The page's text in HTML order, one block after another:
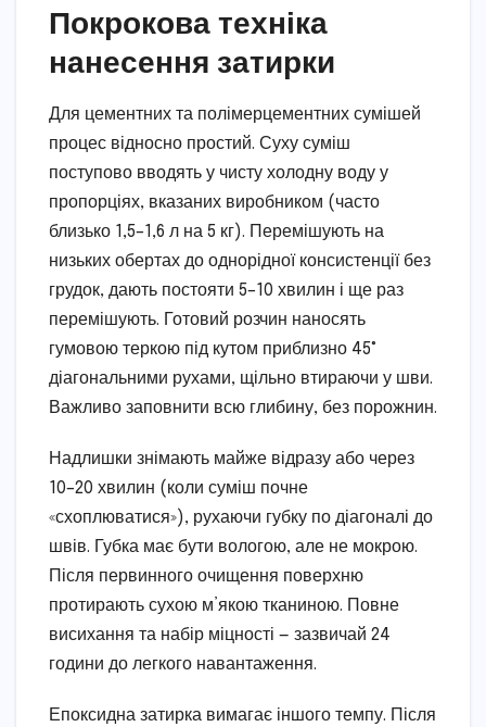
Покрокова техніка
нанесення затирки
Для цементних та полімерцементних сумішей
процес відносно простий. Суху суміш
поступово вводять у чисту холодну воду у
пропорціях, вказаних виробником (часто
близько 1,5–1,6 л на 5 кг). Перемішують на
низьких обертах до однорідної консистенції без
грудок, дають постояти 5–10 хвилин і ще раз
перемішують. Готовий розчин наносять
гумовою теркою під кутом приблизно 45°
діагональними рухами, щільно втираючи у шви.
Важливо заповнити всю глибину, без порожнин.
Надлишки знімають майже відразу або через
10–20 хвилин (коли суміш почне
«схоплюватися»), рухаючи губку по діагоналі до
швів. Губка має бути вологою, але не мокрою.
Після первинного очищення поверхню
протирають сухою м’якою тканиною. Повне
висихання та набір міцності — зазвичай 24
години до легкого навантаження.
Епоксидна затирка вимагає іншого темпу. Після